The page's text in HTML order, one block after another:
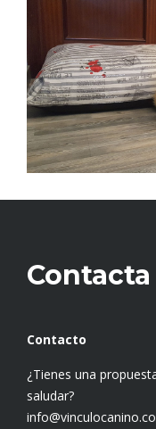
Contacto
¿Tienes una
saludar?